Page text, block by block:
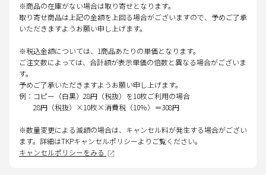
※商品の在庫がない場合は取り寄せとなります。
取り寄せ商品は上記の金額を上回る場合がございますので、予めご了承
いただきますようお願い申し上げます。
※税込金額については、1商品あたりの単価となります。
ご注文数によっては、合計額が表示単価の倍数と異なる場合がございま
す。
予めご了承いただきますようお願い申し上げます。
例：コピー（白黒）28円（税抜）を10枚ご利用の場合
28円（税抜）×10枚×消費税（10％）＝308円
※数量変更による減額の場合は、キャンセル料が発生する場合がござい
ます。詳細はTKPキャンセルポリシーよりご覧ください。
キャンセルポリシーをみる